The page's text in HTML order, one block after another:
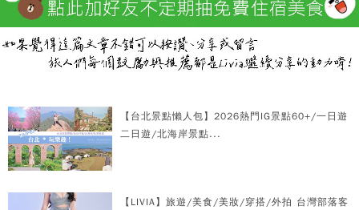
【台北景點懶人包】2026熱門IG景點60+/一日遊
二日遊/北海岸景點...
【LIVIA】旅遊/美食/美妝/穿搭/外拍 台灣部落客